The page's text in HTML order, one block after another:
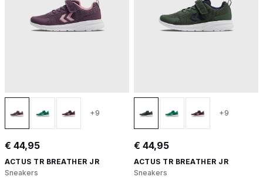
+9
€ 44,95
ACTUS TR BREATHER JR
Sneakers
+9
€ 44,95
ACTUS TR BREATHER JR
Sneakers